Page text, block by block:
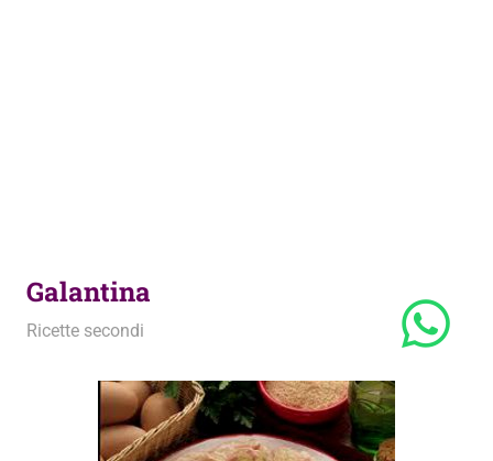
Galantina
20 Dicembre 2011
admin
Ricette secondi